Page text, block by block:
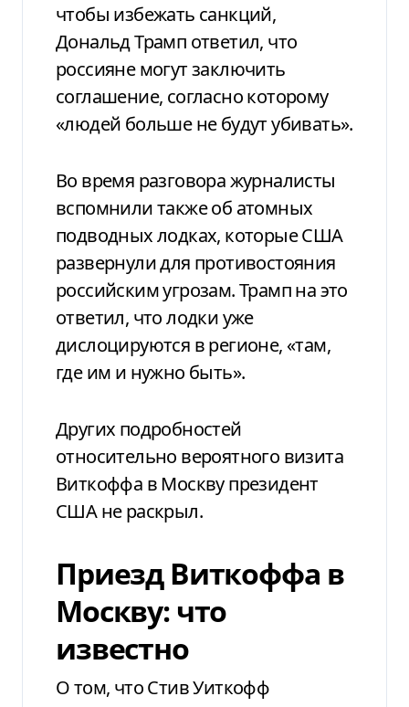
чтобы избежать санкций,
Дональд Трамп ответил, что
россияне могут заключить
соглашение, согласно которому
«людей больше не будут убивать».
Во время разговора журналисты
вспомнили также об атомных
подводных лодках, которые США
развернули для противостояния
российским угрозам. Трамп на это
ответил, что лодки уже
дислоцируются в регионе, «там,
где им и нужно быть».
Других подробностей
относительно вероятного визита
Виткоффа в Москву президент
США не раскрыл.
Приезд Виткоффа в
Москву: что
известно
О том, что Стив Уиткофф